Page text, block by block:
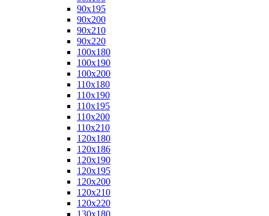
90x195
90x200
90x210
90x220
100x180
100x190
100x200
110x180
110x190
110x195
110x200
110x210
120x180
120x186
120x190
120x195
120x200
120x210
120x220
130x180